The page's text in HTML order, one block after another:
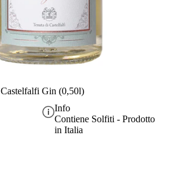
Castelfalfi Gin (0,50l)
Info
Contiene Solfiti - Prodotto
in Italia